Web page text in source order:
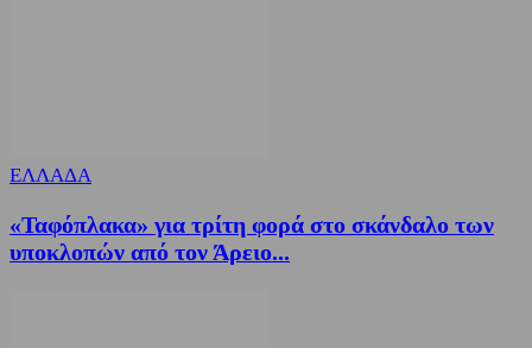
ΕΛΛΑΔΑ
«Ταφόπλακα» για τρίτη φορά στο σκάνδαλο των
υποκλοπών από τον Άρειο...